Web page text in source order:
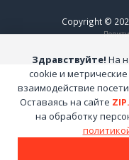
Copyright ©
Здравствуйте! На
cookie и
взаимодействие
Оставаясь на сайте
на обработку